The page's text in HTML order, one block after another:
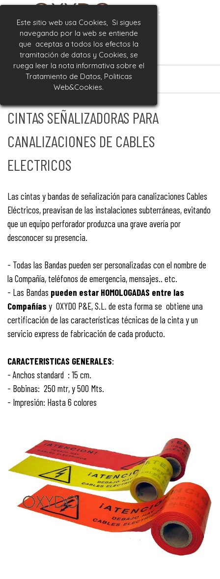
Este sitio web usa Cookies, Si sigues
navegando por la web se entiende
que aceptas a todos los efectos la
tramitación de datos y Cookies, se
ruega leer la nota informativa sobre el
Tratamiento de Datos, Politicas
Web&Cookies.
Vaya al Contenido
Publicidad ecológica
CINTAS DE BALIZAMIENTO
BANDERAS
APLAUDIDORES
Saltar menú
CINTAS SEÑALIZADORAS PARA
CANALIZACIONES DE CABLES
ELECTRICOS
Las cintas y bandas de señalización para canalizaciones Cables
Eléctricos, preavisan de las instalaciones subterráneas, evitando
que un equipo perforador produzca una grave avería por
desconocer su presencia.
- Todas las Bandas pueden ser personalizadas con el nombre de
la Compañía, teléfonos de emergencia, mensajes.. etc.
- Las Bandas pueden estar HOMOLOGADAS entre las
Compañías y OXYDO P&E, S.L. de esta forma se obtiene una
certificación de las características técnicas de la cinta y un
servicio express de fabricación de cada producto.
CARACTERISTICAS GENERALES:
- Anchos standard : 15 cm.
- Bobinas: 250 mtr, y 500 Mts.
- Impresión: Hasta 6 colores